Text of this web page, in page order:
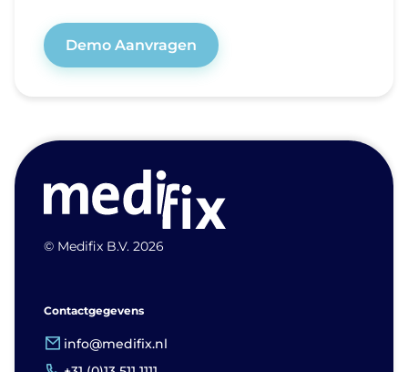
Demo Aanvragen
© Medifix B.V. 2026
Contactgegevens
info@medifix.nl